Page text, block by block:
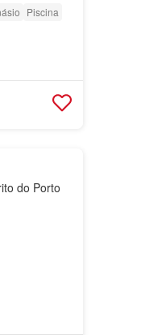
Piscina
do Porto